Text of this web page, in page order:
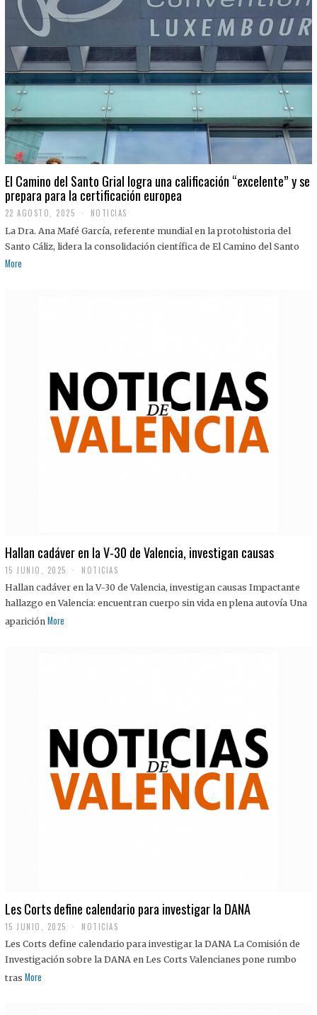
El Camino del Santo Grial logra una calificación “excelente” y se
prepara para la certificación europea
22 AGOSTO, 2025
2
A
G
NOTICIAS
La Dra. Ana Mafé García, referente mundial en la protohistoria del
Santo Cáliz, lidera la consolidación científica de El Camino del Santo
More
Hallan cadáver en la V-30 de Valencia, investigan causas
15 JUNIO, 2025 NOTICIAS
Hallan cadáver en la V-30 de Valencia, investigan causas Impactante
hallazgo en Valencia: encuentran cuerpo sin vida en plena autovía Una
aparición More
Les Corts define calendario para investigar la DANA
15 JUNIO, 2025 NOTICIAS
Les Corts define calendario para investigar la DANA La Comisión de
Investigación sobre la DANA en Les Corts Valencianes pone rumbo
tras More